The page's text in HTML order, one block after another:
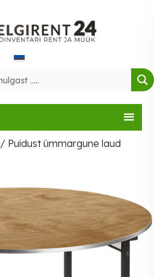
/ Puidust ümmargune laud